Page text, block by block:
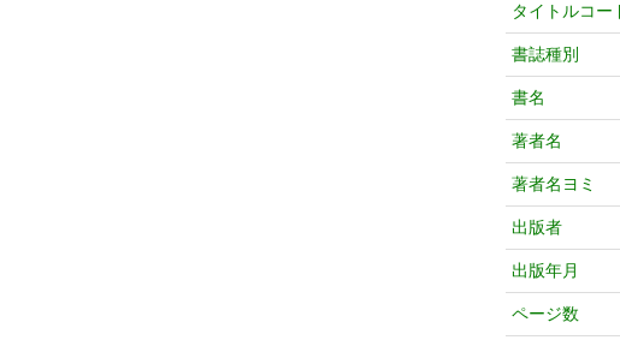
タイトルコー
書誌種別
書名
著者名
著者名ヨミ
出版者
出版年月
ページ数